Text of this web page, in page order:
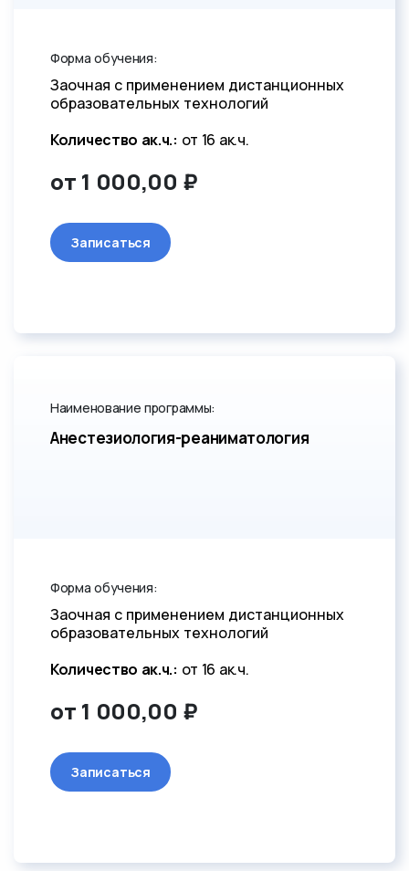
Форма обучения:
Заочная с применением дистанционных
образовательных технологий
Количество ак.ч.: от 16 ак.ч.
от 1 000,00 ₽
Записаться
Наименование программы:
Анестезиология-реаниматология
Форма обучения:
Заочная с применением дистанционных
образовательных технологий
Количество ак.ч.: от 16 ак.ч.
от 1 000,00 ₽
Записаться